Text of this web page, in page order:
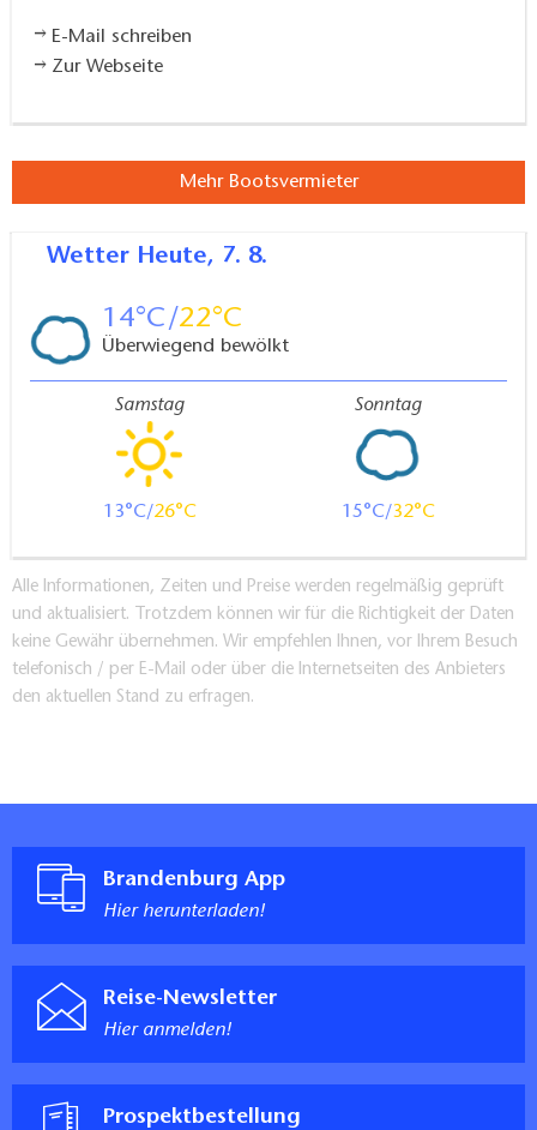
E-Mail schreiben
Zur Webseite
Mehr Bootsvermieter
Wetter Heute, 7. 8.
14 22
Überwiegend bewölkt
Samstag
13 26
Sonntag
15 32
Alle Informationen, Zeiten und Preise werden regelmäßig geprüft
und aktualisiert. Trotzdem können wir für die Richtigkeit der Daten
keine Gewähr übernehmen. Wir empfehlen Ihnen, vor Ihrem Besuch
telefonisch / per E-Mail oder über die Internetseiten des Anbieters
den aktuellen Stand zu erfragen.
Brandenburg App
Hier herunterladen!
Reise-Newsletter
Hier anmelden!
Prospektbestellung